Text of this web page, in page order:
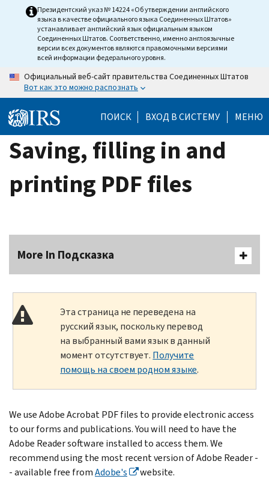
Президентский указ № 14224 «Об утверждении английского
языка в качестве официального языка Соединенных Штатов»
устанавливает английский язык официальным языком
Соединенных Штатов. Соответственно, именно англоязычные
версии всех документов являются правомочными версиями
всей информации федерального уровня.
Официальный веб-сайт правительства Соединенных Штатов
Вот как это можно распознать
ПОИСК ВХОД В СИСТЕМУ МЕНЮ
Saving, filling in and
printing PDF files
More In Подсказка
Эта страница не переведена на
русский язык, поскольку перевод
на выбранный вами язык в данный
момент отсутствует. Получите
помощь на своем родном языке.
We use Adobe Acrobat PDF files to provide electronic access
to our forms and publications. You will need to have the
Adobe Reader software installed to access them. We
recommend using the most recent version of Adobe Reader -
- available free fromAdobe's
website.